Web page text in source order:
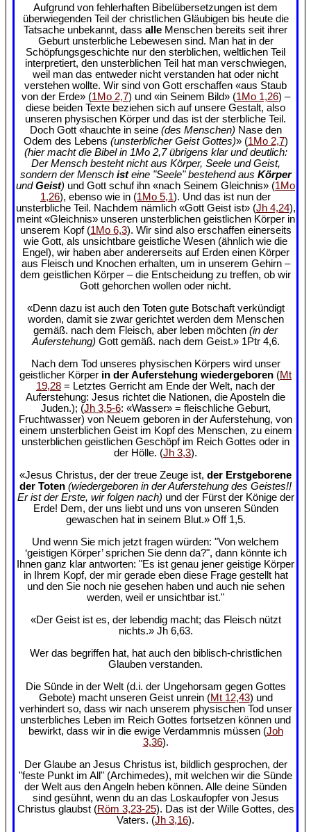
Aufgrund von fehlerhaften Bibelübersetzungen ist dem
überwiegenden Teil der christlichen Gläubigen bis heute die
Tatsache unbekannt, dass alle Menschen bereits seit ihrer
Geburt unsterbliche Lebewesen sind. Man hat in der
Schöpfungsgeschichte nur den sterblichen, weltlichen Teil
interpretiert, den unsterblichen Teil hat man verschwiegen,
weil man das entweder nicht verstanden hat oder nicht
verstehen wollte. Wir sind von Gott erschaffen «aus Staub
von der Erde» (1Mo 2,7) und «in Seinem Bild» (1Mo 1,26) –
diese beiden Texte beziehen sich auf unsere Gestalt, also
unseren physischen Körper und das ist der sterbliche Teil.
Doch Gott «hauchte in seine (des Menschen) Nase den
Odem des Lebens (unsterblicher Geist Gottes)» (1Mo 2,7)
(hier macht die Bibel in 1Mo 2,7 übrigens klar und deutlich:
Der Mensch besteht nicht aus Körper, Seele und Geist,
sondern der Mensch isteine "Seele" bestehend aus Körper
undGeist) und Gott schuf ihn «nach Seinem Gleichnis» (1Mo
1,26), ebenso wie in (1Mo 5,1). Und das ist nun der
unsterbliche Teil. Nachdem nämlich «Gott Geist ist» (Jh 4,24),
meint «Gleichnis» unseren unsterblichen geistlichen Körper in
unserem Kopf (1Mo 6,3). Wir sind also erschaffen einerseits
wie Gott, als unsichtbare geistliche Wesen (ähnlich wie die
Engel), wir haben aber andererseits auf Erden einen Körper
aus Fleisch und Knochen erhalten, um in unserem Gehirn –
dem geistlichen Körper – die Entscheidung zu treffen, ob wir
Gott gehorchen wollen oder nicht.
«Denn dazu ist auch den Toten gute Botschaft verkündigt
worden, damit sie zwar gerichtet werden dem Menschen
gemäß. nach dem Fleisch, aber leben möchten (in der
Auferstehung) Gott gemäß. nach dem Geist.» 1Ptr 4,6.
Nach dem Tod unseres physischen Körpers wird unser
geistlicher Körper in der Auferstehung wiedergeboren (Mt
19,28 = Letztes Gerricht am Ende der Welt, nach der
Auferstehung: Jesus richtet die Nationen, die Aposteln die
Juden.); (Jh 3,5-6: «Wasser» = fleischliche Geburt,
Fruchtwasser) von Neuem geboren in der Auferstehung, von
einem unsterblichen Geist im Kopf des Menschen, zu einem
unsterblichen geistlichen Geschöpf im Reich Gottes oder in
der Hölle. (Jh 3,3).
«Jesus Christus, der der treue Zeuge ist, der Erstgeborene
der Toten (wiedergeboren in der Auferstehung des Geistes!!
Er ist der Erste, wir folgen nach) und der Fürst der Könige der
Erde! Dem, der uns liebt und uns von unseren Sünden
gewaschen hat in seinem Blut.» Off 1,5.
Und wenn Sie mich jetzt fragen würden: "Von welchem
‘geistigen Körper’ sprichen Sie denn da?", dann könnte ich
Ihnen ganz klar antworten: "Es ist genau jener geistige Körper
in Ihrem Kopf, der mir gerade eben diese Frage gestellt hat
und den Sie noch nie gesehen haben und auch nie sehen
werden, weil er unsichtbar ist."
«Der Geist ist es, der lebendig macht; das Fleisch nützt
nichts.» Jh 6,63.
Wer das begriffen hat, hat auch den biblisch-christlichen
Glauben verstanden.
Die Sünde in der Welt (d.i. der Ungehorsam gegen Gottes
Gebote) macht unseren Geist unrein (Mt 12,43) und
verhindert so, dass wir nach unserem physischen Tod unser
unsterbliches Leben im Reich Gottes fortsetzen können und
bewirkt, dass wir in die ewige Verdammnis müssen (Joh
3,36).
Der Glaube an Jesus Christus ist, bildlich gesprochen, der
"feste Punkt im All" (Archimedes), mit welchen wir die Sünde
der Welt aus den Angeln heben können. Alle deine Sünden
sind gesühnt, wenn du an das Loskaufopfer von Jesus
Christus glaubst (Röm 3,23-25). Das ist der Wille Gottes, des
Vaters. (Jh 3,16).